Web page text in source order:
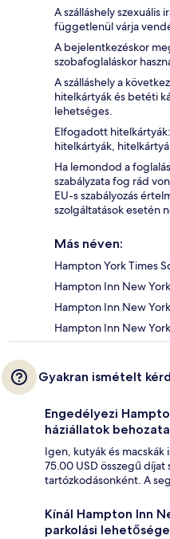
A szálláshely
függetlenül várja
A bejelentkezéskor
szobafoglaláskor
A szálláshely a
hitelkártyák és betéti
lehetséges.
Elfogadott
hitelkártyák,
Ha lemondod a
szabályzata fog rád
EU-s szabályozás
szolgáltatások esetén
Más néven:
Hampton York Times
Hampton Inn New
Hampton Inn New
Hampton Inn New
Gyakran ismételt
Engedélyezi
háziállatok
Igen, kutyák és macskák
75.00 USD összegű
tartózkodásonként. A
Kínál Hampton Inn
parkolási